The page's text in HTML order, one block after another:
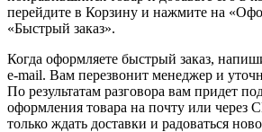
перейдите в Корзину и нажмите на
«Быстрый заказ».
Когда оформляете быстрый заказ,
e-mail. Вам перезвонит менеджер и
По результатам разговора вам придет
оформления товара на почту или через
только ждать доставки и радоваться